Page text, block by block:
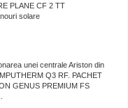
PLANE CF 2 TT
solare
unei centrale Ariston din
Q3 RF. PACHET
GENUS PREMIUM FS